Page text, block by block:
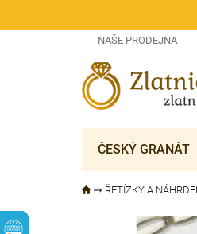
NAŠE PRODEJNA
ČESKÝ GRANÁT
ŘETÍZKY A